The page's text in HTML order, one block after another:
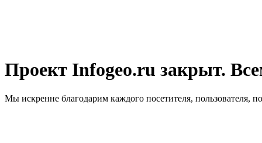
Проект Infogeo.ru закрыт.
Мы искренне благодарим каждого посетителя, пользователя,